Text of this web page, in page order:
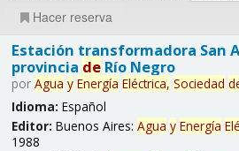
Hacer reserva
Estación transformadora San
provincia deRío Negro
por Agua y Energía Eléctrica, Sociedad
Idioma: Español
Editor: Buenos Aires: Agua y Energía
1988